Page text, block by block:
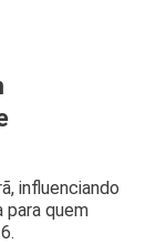
influenciando
para quem